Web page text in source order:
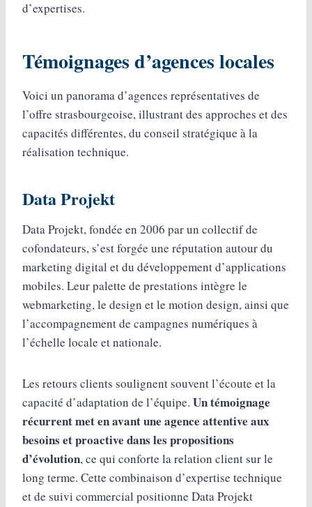
d’expertises.
Témoignages d’agences locales
Voici un panorama d’agences représentatives de
l’offre strasbourgeoise, illustrant des approches et des
capacités différentes, du conseil stratégique à la
réalisation technique.
Data Projekt
Data Projekt, fondée en 2006 par un collectif de
cofondateurs, s’est forgée une réputation autour du
marketing digital et du développement d’applications
mobiles. Leur palette de prestations intègre le
webmarketing, le design et le motion design, ainsi que
l’accompagnement de campagnes numériques à
l’échelle locale et nationale.
Les retours clients soulignent souvent l’écoute et la
capacité d’adaptation de l’équipe. Un témoignage
récurrent met en avant une agence attentive aux
besoins et proactive dans les propositions
d’évolution, ce qui conforte la relation client sur le
long terme. Cette combinaison d’expertise technique
et de suivi commercial positionne Data Projekt